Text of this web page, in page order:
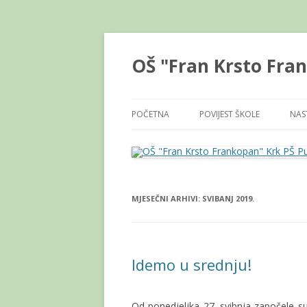
OŠ "Fran Krsto
POČETNA
STAVKA IZBORNIKA
POVIJEST ŠKOLE
MJESEČNI ARHIVI: SVIBANJ 2019.
Idemo u srednju!